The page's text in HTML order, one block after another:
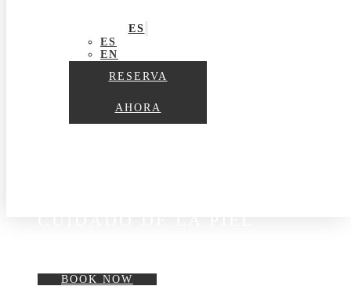
ES
ES
EN
RESERVA
AHORA
BOOK NOW